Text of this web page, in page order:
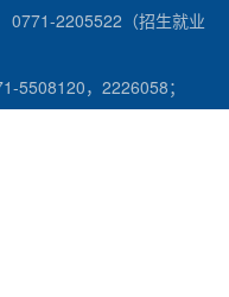
2205522（招生就业
5508120，2226058；